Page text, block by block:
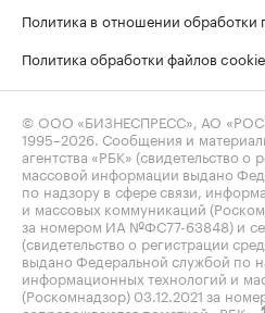
Политика в отношении обработки
Политика обработки файлов cookie
© ООО «БИЗНЕСПРЕСС», АО
1995–2026 . Сообщения и
агентства «РБК» (свидетельство о
массовой информации выдано
по надзору в сфере связи,
и массовых коммуникаций
за номером ИА №ФС77-63848) и
(свидетельство о регистрации
выдано Федеральной службой по
информационных технологий и
(Роскомнадзор) 03.12.2021 за